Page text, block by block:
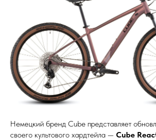
Немецкий бренд Cube представляет
своего культового хардтейла — Cube